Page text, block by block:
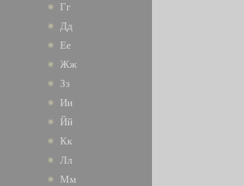
Гг
Дд
Ее
Жж
Зз
Ии
Йй
Кк
Лл
Мм